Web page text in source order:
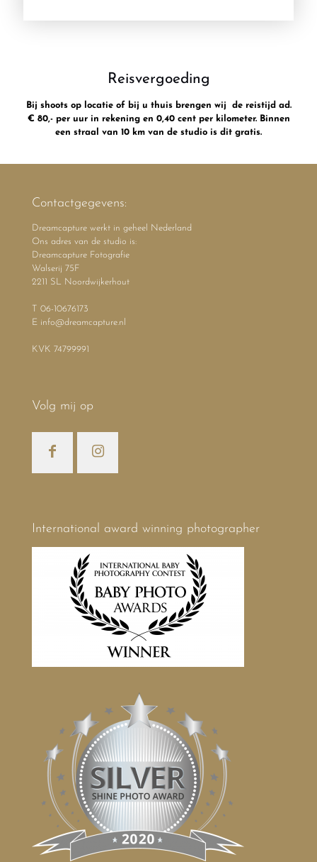
Reisvergoeding
Bij shoots op locatie of bij u thuis brengen wij de reistijd ad.
€ 80,- per uur in rekening en 0,40 cent per kilometer. Binnen
een straal van 10 km van de studio is dit gratis.
Contactgegevens:
Dreamcapture werkt in geheel Nederland
Ons adres van de studio is:
Dreamcapture Fotografie
Walserij 75F
2211 SL Noordwijkerhout
T 06-10676173
E info@dreamcapture.nl
KVK 74799991
Volg mij op
International award winning photographer